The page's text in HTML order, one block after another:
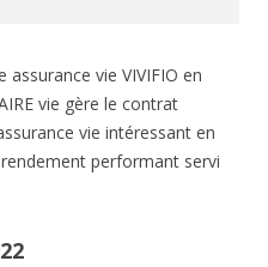
assurance vie VIVIFIO en
vie gère le contrat
vie intéressant en
performant servi